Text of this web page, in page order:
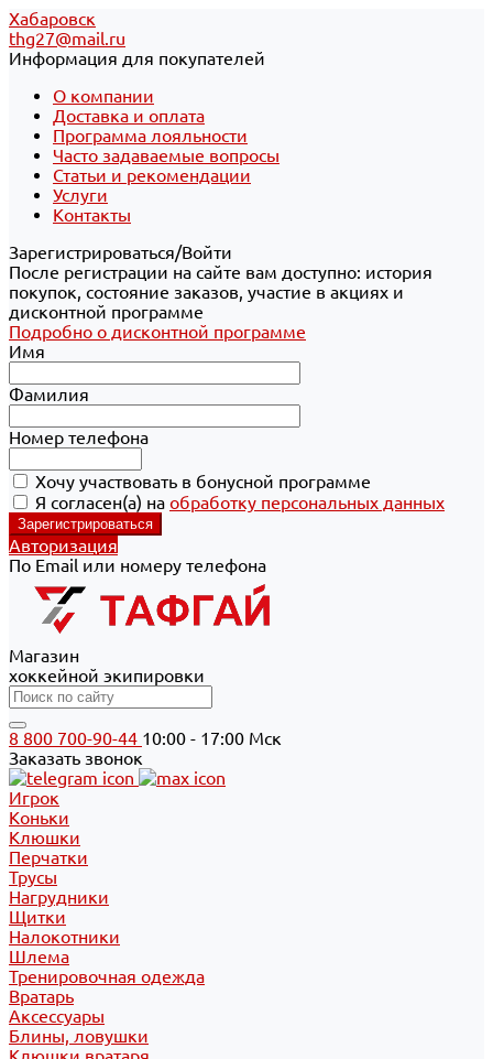
Хабаровск
thg27@mail.ru
Информация для покупателей
О компании
Доставка и оплата
Программа лояльности
Часто задаваемые вопросы
Статьи и рекомендации
Услуги
Контакты
Зарегистрироваться/Войти
После регистрации на сайте вам доступно: история
покупок, состояние заказов, участие в акциях и
дисконтной программе
Подробно о дисконтной программе
Имя
Фамилия
Номер телефона
Хочу участвовать в бонусной программе
Я согласен(а) на обработку персональных данных
Авторизация
По Email или номеру телефона
Магазин
хоккейной экипировки
8 800 700-90-44 10:00 - 17:00 Мск
Заказать звонок
Игрок
Коньки
Клюшки
Перчатки
Трусы
Нагрудники
Щитки
Налокотники
Шлема
Тренировочная одежда
Вратарь
Аксессуары
Блины, ловушки